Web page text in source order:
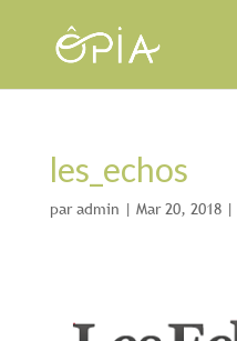
les_echos
paradmin | Mar 20, 2018|